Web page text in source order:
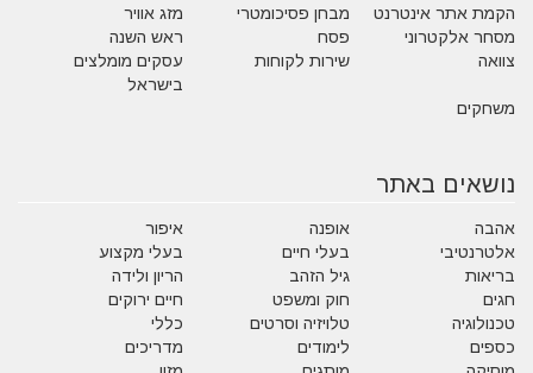
הקמת אתר אינטרנט
מבחן פסיכומטרי
מזג אוויר
מסחר אלקטרוני
פסח
ראש השנה
צוואה
שירות לקוחות
עסקים מומלצים
בישראל
משחקים
נושאים באתר
אהבה אופנה
איפור
אלטרנטיבי
בעלי חיים
בעלי מקצוע
בריאות
גיל הזהב
הריון ולידה
חגים
חוק ומשפט
חיים ירוקים
טכנולוגיה
טלויזיה וסרטים
כללי
כספים
לימודים
מדריכים